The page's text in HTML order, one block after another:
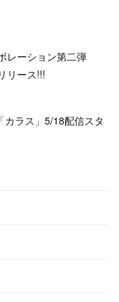
レーション第二弾
リース!!!
カラス」5/18配信スタ